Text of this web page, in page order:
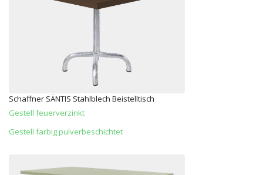
Schaffner SÄNTIS Stahlblech Beistelltisch
Gestell feuerverzinkt
Gestell farbig pulverbeschichtet